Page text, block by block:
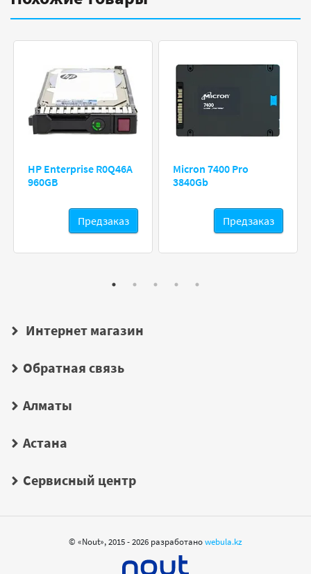
HP Enterprise R0Q46A
960GB
Предзаказ
Micron 7400 Pro
3840Gb
Предзаказ
Интернет магазин
Обратная связь
Алматы
Астана
Сервисный центр
© «Nout», 2015 - 2026 разработаноwebula.kz